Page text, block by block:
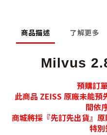
商品描述 了解更多
Milvus
預購訂
此商品 ZEISS 原廠未能
間依
商城將採『先訂先出貨』
特別